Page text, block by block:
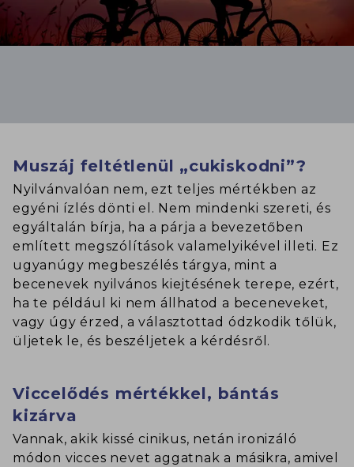
Muszáj feltétlenül „cukiskodni”?
Nyilvánvalóan nem, ezt teljes mértékben az
egyéni ízlés dönti el. Nem mindenki szereti, és
egyáltalán bírja, ha a párja a bevezetőben
említett megszólítások valamelyikével illeti. Ez
ugyanúgy megbeszélés tárgya, mint a
becenevek nyilvános kiejtésének terepe, ezért,
ha te például ki nem állhatod a beceneveket,
vagy úgy érzed, a választottad ódzkodik tőlük,
üljetek le, és beszéljetek a kérdésről.
Viccelődés mértékkel, bántás
kizárva
Vannak, akik kissé cinikus, netán ironizáló
módon vicces nevet aggatnak a másikra, amivel